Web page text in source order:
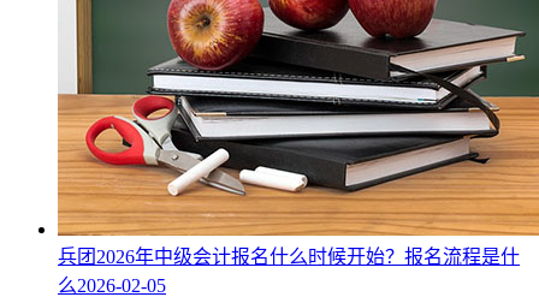
兵团2026年中级会计报名什么时候开始？报名流程是什
么2026-02-05